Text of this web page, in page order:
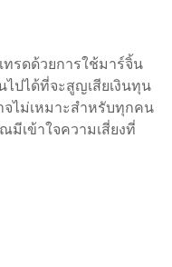
รดด้วยการใช้มาร์จิ้น
ไปได้ที่จะสูญเสียเงินทุน
ไม่เหมาะสำหรับทุกคน
เข้าใจความเสี่ยงที่